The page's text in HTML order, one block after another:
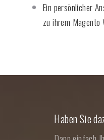
Ein persönlicher
zu ihrem Magento
Haben Sie